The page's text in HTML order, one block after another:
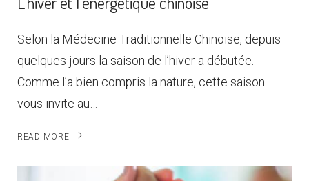
Selon la Médecine Traditionnelle Chinoise, depuis
quelques jours la saison de l’hiver a débutée.
Comme l’a bien compris la nature, cette saison
vous invite au…
READ MORE